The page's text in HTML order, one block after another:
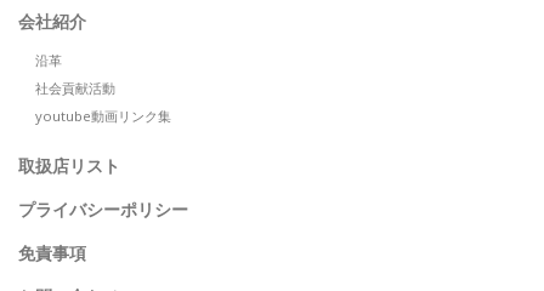
会社紹介
沿革
社会貢献活動
youtube動画リンク集
取扱店リスト
プライバシーポリシー
免責事項